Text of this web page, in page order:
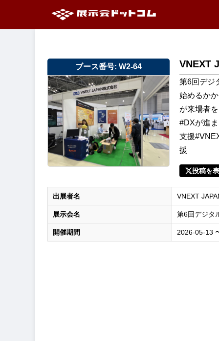
ブース番号: W2-64 VNEXT
第6回デジ
始めるか
が来場者
#DXが進
支援
援
投稿を
出展者名 VNEXT
展示会名 第6回デジタ
開催期間 2026-05-13